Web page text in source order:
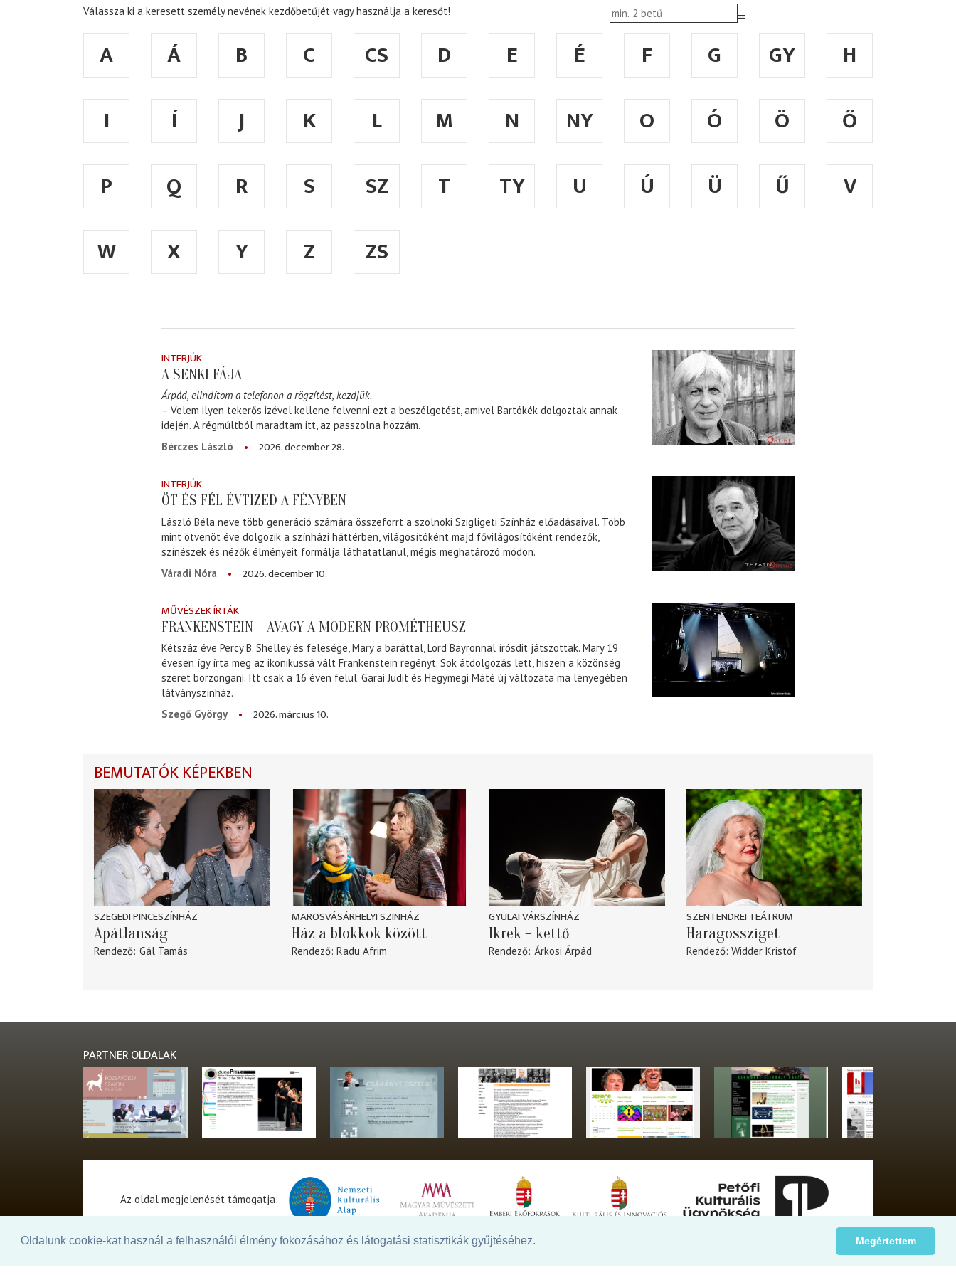
Oldalunk cookie-kat használ a felhasználói élmény fokozásához és látogatási statisztikák gyűjtéséhez. Megértettem
Válassza ki a keresett személy nevének kezdőbetűjét vagy használja a keresőt!
A Á B C CS D E É F G GY
H
I
Í J K L M N NY O Ó Ö
Ő
P
Q R S SZ T TY U Ú Ü Ű
V
W
X Y Z ZS
INTERJÚK
A SENKI FÁJA
Árpád, elindítom a telefonon a rögzítést, kezdjük.
– Velem ilyen tekerős izével kellene felvenni ezt a beszélgetést, amivel Bartókék dolgoztak annak
idején. A régmúltból maradtam itt, az passzolna hozzám.
Bérczes László
2026. december 28.
INTERJÚK
ÖT ÉS FÉL ÉVTIZED A FÉNYBEN
László Béla neve több generáció számára összeforrt a szolnoki Szigligeti Színház előadásaival. Több
mint ötvenöt éve dolgozik a színházi háttérben, világosítóként majd fővilágosítóként rendezők,
színészek és nézők élményeit formálja láthatatlanul, mégis meghatározó módon.
Váradi Nóra
2026. december 10.
MŰVÉSZEK ÍRTÁK
FRANKENSTEIN – AVAGY A MODERN PROMÉTHEUSZ
Kétszáz éve Percy B. Shelley és felesége, Mary a baráttal, Lord Bayronnal írósdit játszottak. Mary 19
évesen így írta meg az ikonikussá vált Frankenstein regényt. Sok átdolgozás lett, hiszen a közönség
szeret borzongani. Itt csak a 16 éven felül. Garai Judit és Hegymegi Máté új változata ma lényegében
látványszínház.
Szegő György
2026. március 10.
BEMUTATÓK KÉPEKBEN
SZEGEDI PINCESZÍNHÁZ
Apátlanság
Rendező Gál Tamás
MAROSVÁSÁRHELYI SZINHÁZ
Ház a blokkok között
Rendező Radu Afrim
GYULAI VÁRSZÍNHÁZ
Ikrek – kettő
Rendező Árkosi Árpád
SZENTENDREI TEÁTRUM
Haragossziget
Rendező Widder Kristóf
PARTNER OLDALAK
Az oldal megjelenését támogatja: